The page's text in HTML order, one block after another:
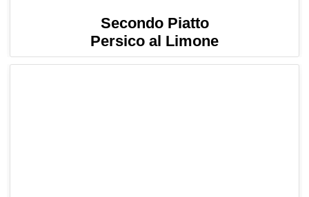
Secondo Piatto
Persico al Limone